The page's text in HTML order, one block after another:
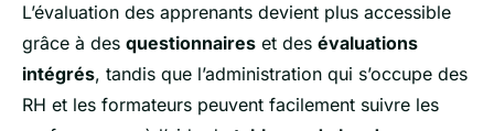
L’évaluation des apprenants devient plus accessible
grâce à des questionnaires et des évaluations
intégrés, tandis que l’administration qui s’occupe des
RH et les formateurs peuvent facilement suivre les